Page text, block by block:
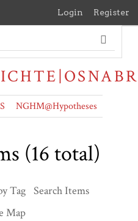
Login Register
NGHM@Hypotheses
(16 total)
Tag Search Items
Map